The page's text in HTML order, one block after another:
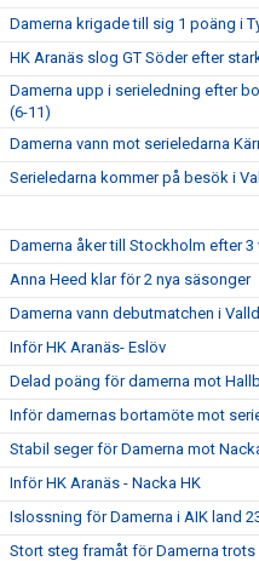
Damerna krigade till sig 1 poäng i
HK Aranäs slog GT Söder efter
Damerna upp i serieledning efter
(6-11)
Damerna vann mot serieledarna
Serieledarna kommer på besök i
Damerna åker till Stockholm efter
Anna Heed klar för 2 nya säsonger
Damerna vann debutmatchen i
Inför HK Aranäs- Eslöv
Delad poäng för damerna mot
Inför damernas bortamöte mot
Stabil seger för Damerna mot
Inför HK Aranäs - Nacka HK
Islossning för Damerna i AIK land
Stort steg framåt för Damerna